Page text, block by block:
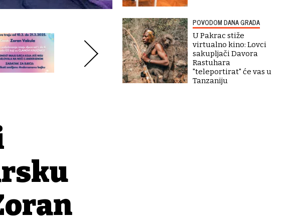
POVODOM DANA GRADA
U Pakrac stiže
virtualno kino: Lovci
sakupljači Davora
Rastuhara
"teleportirat" će vas u
Tanzaniju